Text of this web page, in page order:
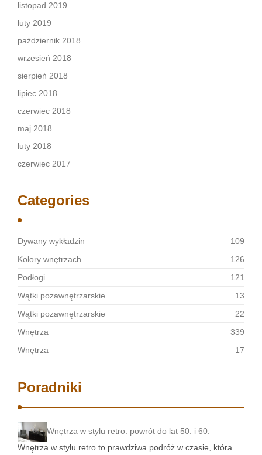
listopad 2019
luty 2019
październik 2018
wrzesień 2018
sierpień 2018
lipiec 2018
czerwiec 2018
maj 2018
luty 2018
czerwiec 2017
Categories
Dywany wykładzin
109
Kolory wnętrzach
126
Podłogi
121
Wątki pozawnętrzarskie
13
Wątki pozawnętrzarskie
22
Wnętrza
339
Wnętrza
17
Poradniki
Wnętrza w stylu retro: powrót do lat 50. i 60.
Wnętrza w stylu retro to prawdziwa podróż w czasie, która